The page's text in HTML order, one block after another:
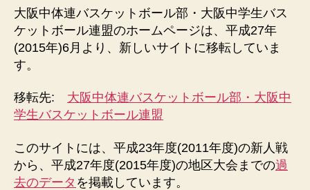
イ
ト
に
つ
へ
の
大阪中体連バスケットボール部・大阪中学生バス
ケットボール連盟のホームページは、平成27年
(2015年)6月より、新しいサイトに移転していま
す。
移転先: 大阪中体連バスケットボール部・大阪中
学生バスケットボール連盟
このサイトには、平成23年度(2011年度)の新人戦
から、平成27年度(2015年度)の地区大会までの過
去のデータ を掲載しています。